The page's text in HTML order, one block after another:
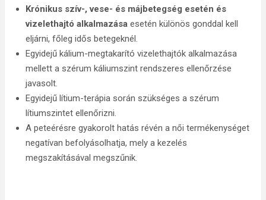
Krónikus szív-, vese- és májbetegség esetén és
vizelethajtó alkalmazása esetén különös gonddal kell
eljárni, főleg idős betegeknél.
Egyidejű kálium-megtakarító vizelethajtók alkalmazása
mellett a szérum káliumszint rendszeres ellenőrzése
javasolt.
Egyidejű lítium-terápia során szükséges a szérum
lítiumszintet ellenőrizni.
A peteérésre gyakorolt hatás révén a női termékenységet
negatívan befolyásolhatja, mely a kezelés
megszakításával megszűnik.